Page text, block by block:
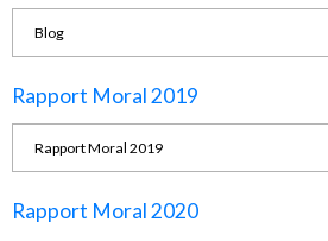
Blog
Rapport Moral 2019
Rapport Moral 2019
Rapport Moral 2020